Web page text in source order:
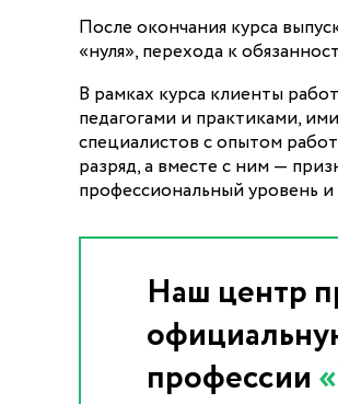
После окончания курса
«нуля», перехода к
В рамках курса клиенты
педагогами и практиками,
специалистов с опытом
разряд, а вместе с ним —
профессиональный уровень и
Наш центр
профессии